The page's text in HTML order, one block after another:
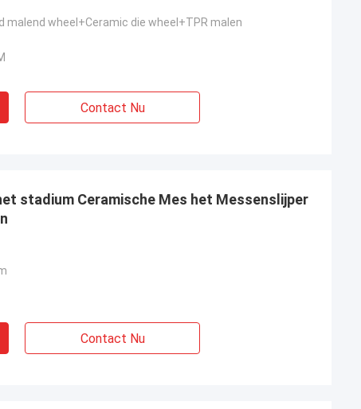
malend wheel+Ceramic die wheel+TPR malen
Contact Nu
stadium Ceramische Mes het Messenslijper
Contact Nu